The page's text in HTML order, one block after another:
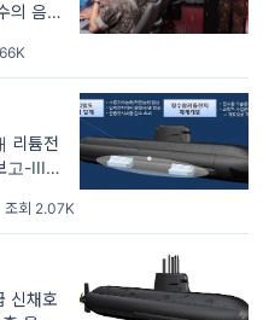
의 음향
. 도산
리튬전
고-III
성SDI
조회 2.07K
신채호